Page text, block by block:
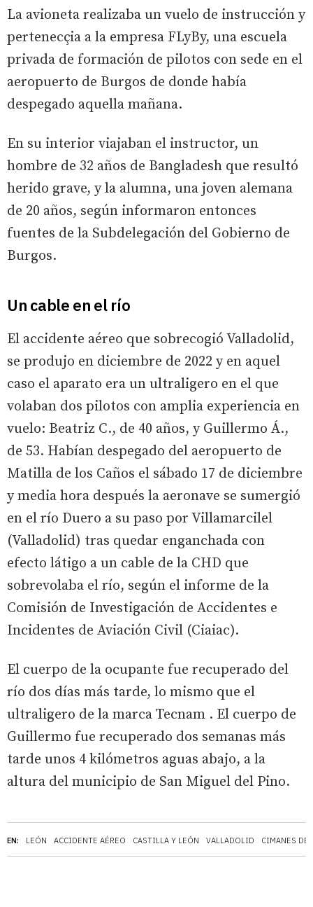
EN: LEÓN ACCIDENTE AÉREO CASTILLA Y LEÓN VALLADOLID CIMANES
La avioneta realizaba un vuelo de instrucción y
pertenecçia a la empresa FLyBy, una escuela
privada de formación de pilotos con sede en el
aeropuerto de Burgos de donde había
despegado aquella mañana.
En su interior viajaban el instructor, un
hombre de 32 años de Bangladesh que resultó
herido grave, y la alumna, una joven alemana
de 20 años, según informaron entonces
fuentes de la Subdelegación del Gobierno de
Burgos.
Un cable en el río
El accidente aéreo que sobrecogió Valladolid,
se produjo en diciembre de 2022 y en aquel
caso el aparato era un ultraligero en el que
volaban dos pilotos con amplia experiencia en
vuelo: Beatriz C., de 40 años, y Guillermo Á.,
de 53. Habían despegado del aeropuerto de
Matilla de los Caños el sábado 17 de diciembre
y media hora después la aeronave se sumergió
en el río Duero a su paso por Villamarcilel
(Valladolid) tras quedar enganchada con
efecto látigo a un cable de la CHD que
sobrevolaba el río, según el informe de la
Comisión de Investigación de Accidentes e
Incidentes de Aviación Civil (Ciaiac).
El cuerpo de la ocupante fue recuperado del
río dos días más tarde, lo mismo que el
ultraligero de la marca Tecnam . El cuerpo de
Guillermo fue recuperado dos semanas más
tarde unos 4 kilómetros aguas abajo, a la
altura del municipio de San Miguel del Pino.